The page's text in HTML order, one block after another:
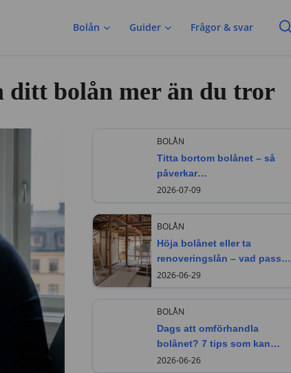
Bolån Guider Frågor & svar
ditt bolån mer än du tror
BOLÅN
Titta bortom bolånet – så
påverkar
bostadsrättsföreningen din
2026-07-09
BOLÅN
Höja bolånet eller ta
renoveringslån – vad passar
bäst?
2026-06-29
BOLÅN
Dags att omförhandla
bolånet? 7 tips som kan
sänka din ränta
2026-06-26